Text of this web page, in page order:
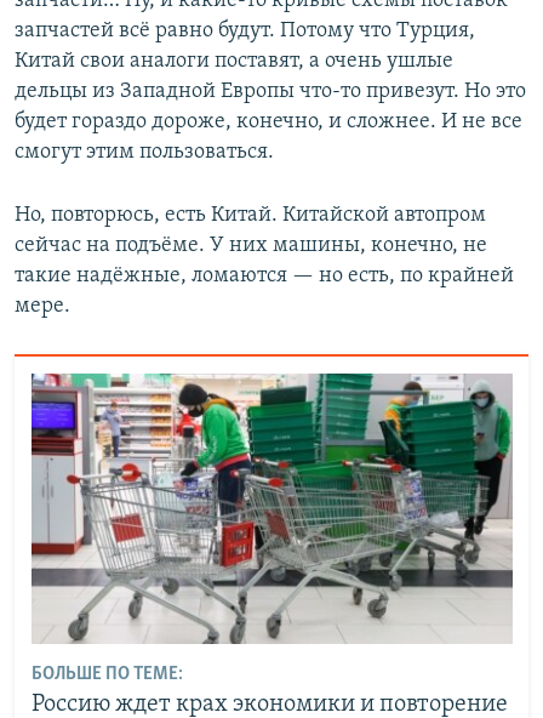
запчастей всё равно будут. Потому что Турция,
Китай свои аналоги поставят, а очень ушлые
дельцы из Западной Европы что-то привезут. Но это
будет гораздо дороже, конечно, и сложнее. И не все
смогут этим пользоваться.
Но, повторюсь, есть Китай. Китайской автопром
сейчас на подъёме. У них машины, конечно, не
такие надёжные, ломаются — но есть, по крайней
мере.
БОЛЬШЕ ПО ТЕМЕ:
Россию ждет крах экономики и повторение